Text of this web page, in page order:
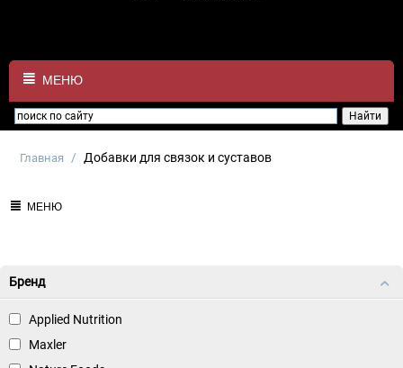
МЕНЮ
Главная / Добавки для связок и суставов
МЕНЮ
Бренд
Applied Nutrition
Maxler